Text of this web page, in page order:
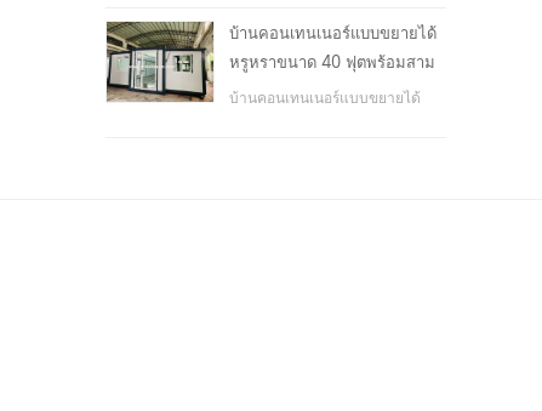
nbsp;
บ้านคอนเทนเนอร์แบบขยายได้
หรูหราขนาด 40 ฟุตพร้อมสาม
ห้องนอน
บ้านคอนเทนเนอร์แบบขยายได้